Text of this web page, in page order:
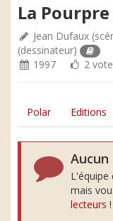
La
Jean Dufaux
(dessinateur)
1997
2
Polar Editions
L'équipe
mais
lecteurs !